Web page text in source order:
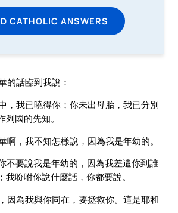
CATHOLIC ANSWERS
的話臨到我說：
，我已曉得你；你未出母胎，我已分別
國的先知。
啊，我不知怎樣說，因為我是年幼的。
不要說我是年幼的，因為我差遣你到誰
吩咐你說什麼話，你都要說。
因為我與你同在，要拯救你。這是耶和